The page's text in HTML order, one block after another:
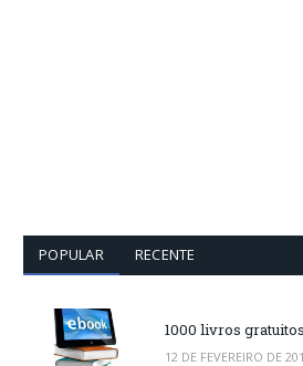
POPULAR RECENTE
1000 livros
12 DE FEVEREIRO DE